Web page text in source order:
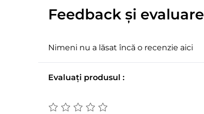
Feedback și evaluare
Nimeni nu a lăsat încă o recenzie aici
Evaluați produsul :